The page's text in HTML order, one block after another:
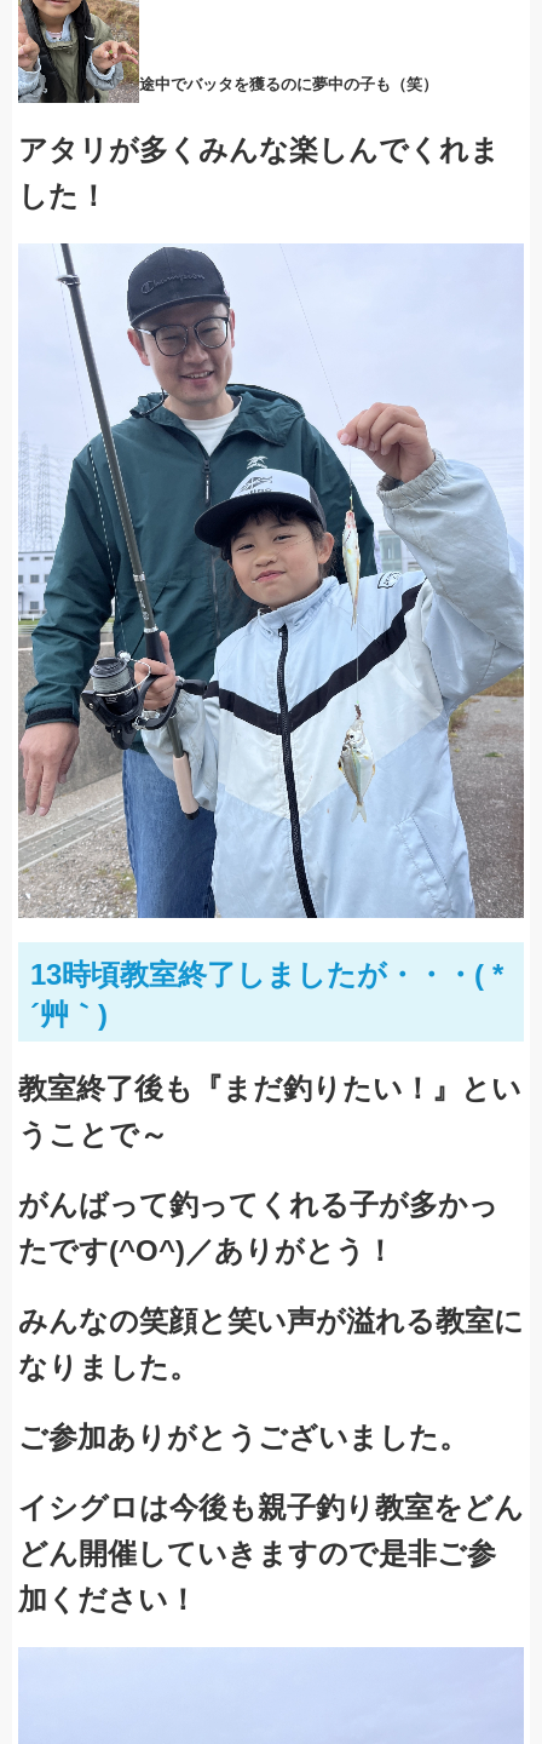
途中でバッタを獲るのに夢中の子も（笑）
アタリが多くみんな楽しんでくれま
した！
13時頃教室終了しましたが・・・( *
´艸｀)
教室終了後も『まだ釣りたい！』とい
うことで～
がんばって釣ってくれる子が多かっ
たです(^O^)／ありがとう！
みんなの笑顔と笑い声が溢れる教室に
なりました。
ご参加ありがとうございました。
イシグロは今後も親子釣り教室をどん
どん開催していきますので是非ご参
加ください！